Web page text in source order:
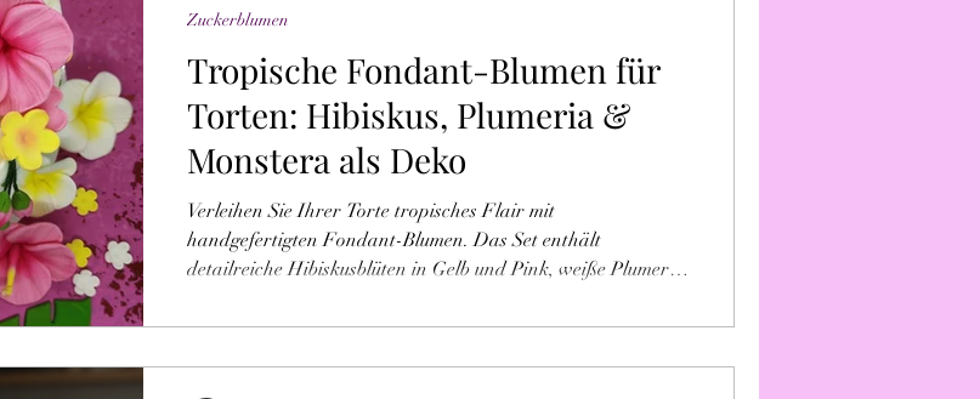
Tropische Fondant-Blumen für
Torten: Hibiskus, Plumeria &
Monstera als Deko
Verleihen Sie Ihrer Torte tropisches Flair mit
handgefertigten Fondant-Blumen. Das Set enthält
detailreiche Hibiskusblüten in Gelb und Pink, weiße Plumeria
Modelliermasse. Ideal für Hochzeiten und Sommerfeste.
Zuckerblumen